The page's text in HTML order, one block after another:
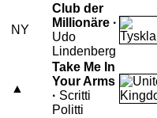
NY
Club der
Millionäre ·
Udo
Lindenberg
▲
Take Me In
Your Arms
· Scritti
Politti